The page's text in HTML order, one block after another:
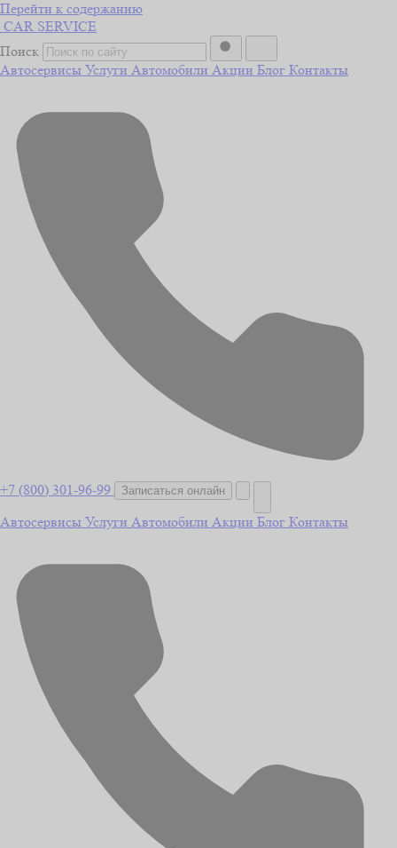
Перейти к содержанию
CAR SERVICE
Поиск
Автосервисы Услуги Автомобили Акции Блог Контакты
+7 (800) 301-96-99 Записаться онлайн
Автосервисы Услуги Автомобили Акции Блог Контакты